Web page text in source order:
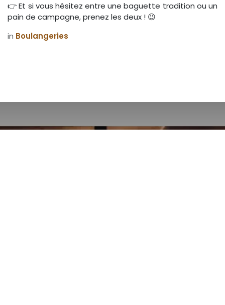
👉 Et si vous hésitez entre une baguette tradition ou un
pain de campagne, prenez les deux ! 😉
in Boulangeries